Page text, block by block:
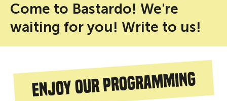
Come to Bastardo! We're
waiting for you! Write to us!
Enjoy our programming